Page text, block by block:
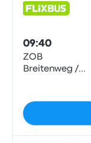
09:40
ZOB
Breitenweg /